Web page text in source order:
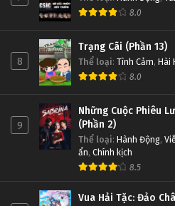
8.0
8
Trạng Cãi (Phần 13)
Thể loại: Tình Cảm, Hài
8.0
9
Những Cuộc Phiêu
(Phần 2)
Thể loại: Hành Động,
ẩn, Chính kịch
8.5
Vua Hải Tặc: Đảo